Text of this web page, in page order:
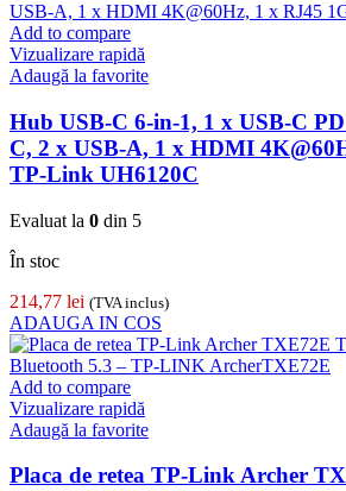
Add to compare
Vizualizare rapidă
Adaugă la favorite
Hub USB-C 6-in-1, 1 x USB-C
C, 2 x USB-A, 1 x HDMI
TP-Link UH6120C
Evaluat la 0 din 5
În stoc
214,77 lei (TVA inclus)
ADAUGA IN COS
Add to compare
Vizualizare rapidă
Adaugă la favorite
Placa de retea TP-Link Archer